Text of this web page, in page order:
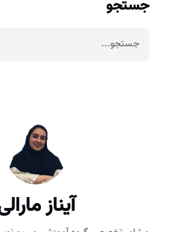
جستجو
آیناز